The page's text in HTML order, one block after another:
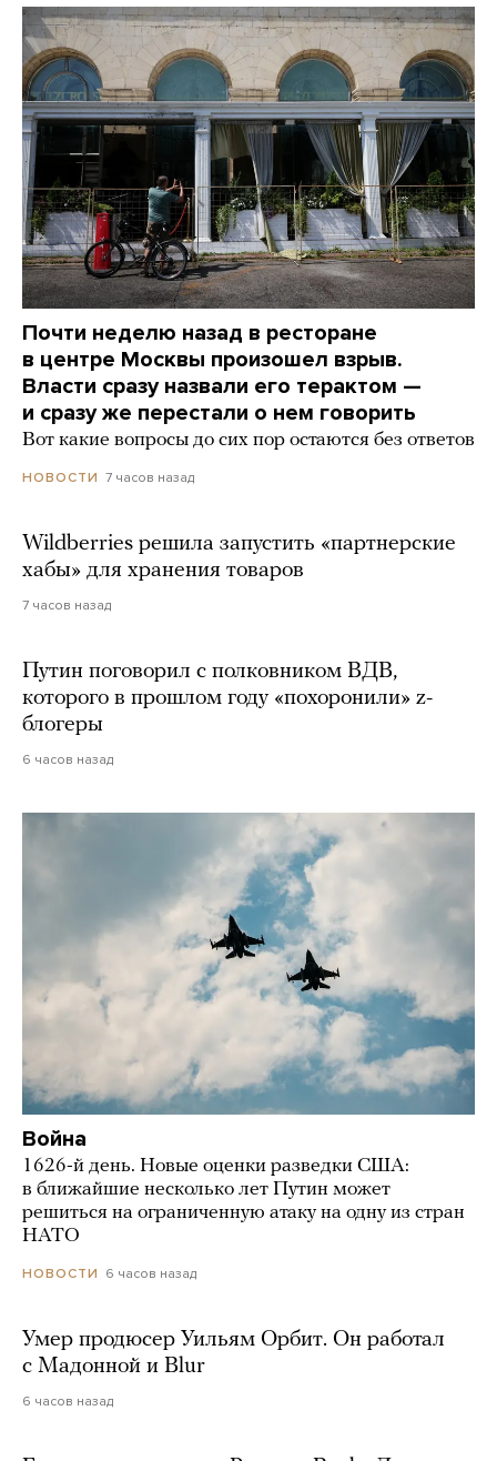
Почти неделю назад в ресторане
в центре Москвы произошел взрыв.
Власти сразу назвали его терактом —
и сразу же перестали о нем говорить
Вот какие вопросы до сих пор остаются без ответов
НОВОСТИ 7 часов назад
Wildberries решила запустить «партнерские
хабы» для хранения товаров
7 часов назад
Путин поговорил с полковником ВДВ,
которого в прошлом году «похоронили» z-
блогеры
6 часов назад
Война
1626-й день. Новые оценки разведки США:
в ближайшие несколько лет Путин может
решиться на ограниченную атаку на одну из стран
НАТО
НОВОСТИ 6 часов назад
Умер продюсер Уильям Орбит. Он работал
с Мадонной и Blur
6 часов назад